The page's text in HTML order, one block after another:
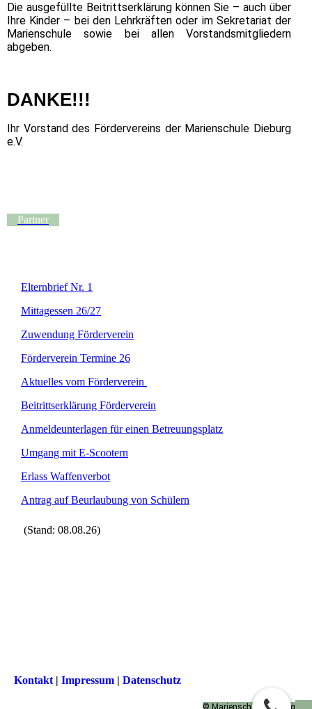
Die ausgefüllte Beitrittserklärung können Sie – auch über
Ihre Kinder – bei den Lehrkräften oder im Sekretariat der
Marienschule sowie bei allen Vorstandsmitgliedern
abgeben.
DANKE!!!
Ihr Vorstand des Fördervereins der Marienschule Dieburg
e.V.
Partner
Elternbrief Nr. 1
Mittagessen 26/27
Zuwendung Förderverein
Förderverein Termine 26
Aktuelles vom Förderverein
Beitrittserklärung Förderverein
Anmeldeunterlagen für einen Betreuungsplatz
Umgang mit E-Scootern
Erlass Waffenverbot
Antrag auf Beurlaubung von Schülern
(Stand: 08.08.26)
Kontakt | Impressum | Datenschutz
© Marienschule, Dieburg